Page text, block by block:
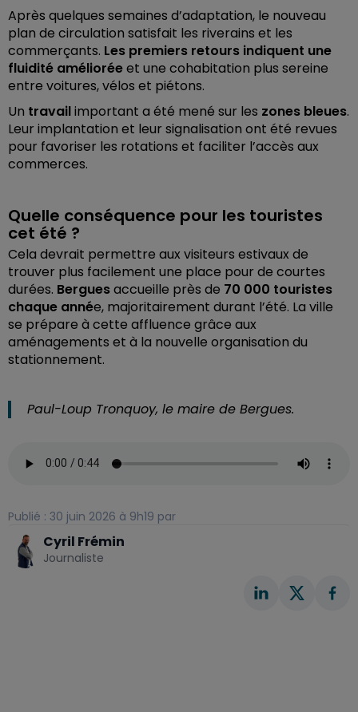
Après quelques semaines d’adaptation, le nouveau
plan de circulation satisfait les riverains et les
commerçants. Les premiers retours indiquent une
fluidité amélioréeet une cohabitation plus sereine
entre voitures, vélos et piétons.
Un travailimportant a été mené sur les zones bleues.
Leur implantation et leur signalisation ont été revues
pour favoriser les rotations et faciliter l’accès aux
commerces.
Quelle conséquence pour les touristes
cet été ?
Cela devrait permettre aux visiteurs estivaux de
trouver plus facilement une place pour de courtes
durées. Berguesaccueille près de 70 000 touristes
chaque année, majoritairement durant l’été. La ville
se prépare à cette affluence grâce aux
aménagements et à la nouvelle organisation du
stationnement.
Paul-Loup Tronquoy, le maire de Bergues.
Publié : 30 juin 2026 à 9h19 par
Cyril Frémin
Journaliste